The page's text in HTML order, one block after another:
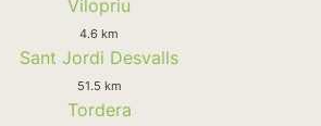
Vilopriu
4.6 km
Sant Jordi Desvalls
51.5 km
Tordera